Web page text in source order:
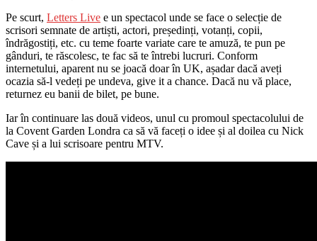
Pe scurt, Letters Live e un spectacol unde se face o selecție de
scrisori semnate de artiști, actori, președinți, votanți, copii,
îndrăgostiți, etc. cu teme foarte variate care te amuză, te pun pe
gânduri, te răscolesc, te fac să te întrebi lucruri. Conform
internetului, aparent nu se joacă doar în UK, așadar dacă aveți
ocazia să-l vedeți pe undeva, give it a chance. Dacă nu vă place,
returnez eu banii de bilet, pe bune.
Iar în continuare las două videos, unul cu promoul spectacolului de
la Covent Garden Londra ca să vă faceți o idee și al doilea cu Nick
Cave și a lui scrisoare pentru MTV.